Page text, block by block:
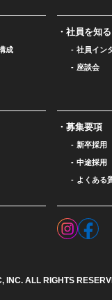
成
社員を知る
社員イン
座談会
募集要項
新卒採用
中途採用
よくある
INC. ALL RIGHTS